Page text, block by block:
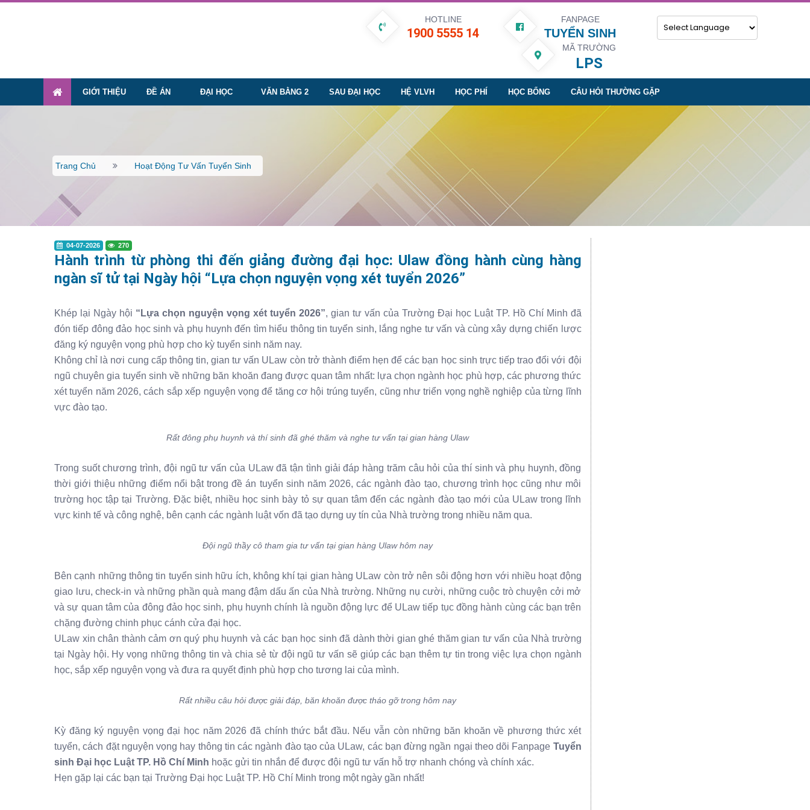
FANPAGE
TUYỂN SINH
HOTLINE
1900 5555 14
MÃ TRƯỜNG
LPS
GIỚI THIỆU ĐỀ ÁN ĐẠI HỌC VĂN BẰNG 2 SAU ĐẠI HỌC HỆ VLVH HỌC PHÍ HỌC BỔNG CÂU HỎI THƯỜNG GẶP
Trang Chủ Hoạt Động Tư Vấn Tuyển Sinh
04-07-2026 270
Hành trình từ phòng thi đến giảng đường đại học: Ulaw đồng hành cùng hàng
ngàn sĩ tử tại Ngày hội “Lựa chọn nguyện vọng xét tuyển 2026”
Khép lại Ngày hội “Lựa chọn nguyện vọng xét tuyển 2026”, gian tư vấn của Trường Đại học Luật TP. Hồ Chí Minh đã
đón tiếp đông đảo học sinh và phụ huynh đến tìm hiểu thông tin tuyển sinh, lắng nghe tư vấn và cùng xây dựng chiến lược
đăng ký nguyện vọng phù hợp cho kỳ tuyển sinh năm nay.
Không chỉ là nơi cung cấp thông tin, gian tư vấn ULaw còn trở thành điểm hẹn để các bạn học sinh trực tiếp trao đổi với đội
ngũ chuyên gia tuyển sinh về những băn khoăn đang được quan tâm nhất: lựa chọn ngành học phù hợp, các phương thức
xét tuyển năm 2026, cách sắp xếp nguyện vọng để tăng cơ hội trúng tuyển, cũng như triển vọng nghề nghiệp của từng lĩnh
vực đào tạo.
Rất đông phụ huynh và thí sinh đã ghé thăm và nghe tư vấn tại gian hàng Ulaw
Trong suốt chương trình, đội ngũ tư vấn của ULaw đã tận tình giải đáp hàng trăm câu hỏi của thí sinh và phụ huynh, đồng
thời giới thiệu những điểm nổi bật trong đề án tuyển sinh năm 2026, các ngành đào tạo, chương trình học cũng như môi
trường học tập tại Trường. Đặc biệt, nhiều học sinh bày tỏ sự quan tâm đến các ngành đào tạo mới của ULaw trong lĩnh
vực kinh tế và công nghệ, bên cạnh các ngành luật vốn đã tạo dựng uy tín của Nhà trường trong nhiều năm qua.
Đội ngũ thầy cô tham gia tư vấn tại gian hàng Ulaw hôm nay
Bên cạnh những thông tin tuyển sinh hữu ích, không khí tại gian hàng ULaw còn trở nên sôi động hơn với nhiều hoạt động
giao lưu, check-in và những phần quà mang đậm dấu ấn của Nhà trường. Những nụ cười, những cuộc trò chuyện cởi mở
và sự quan tâm của đông đảo học sinh, phụ huynh chính là nguồn động lực để ULaw tiếp tục đồng hành cùng các bạn trên
chặng đường chinh phục cánh cửa đại học.
ULaw xin chân thành cảm ơn quý phụ huynh và các bạn học sinh đã dành thời gian ghé thăm gian tư vấn của Nhà trường
tại Ngày hội. Hy vọng những thông tin và chia sẻ từ đội ngũ tư vấn sẽ giúp các bạn thêm tự tin trong việc lựa chọn ngành
học, sắp xếp nguyện vọng và đưa ra quyết định phù hợp cho tương lai của mình.
Rất nhiều câu hỏi được giải đáp, băn khoăn được tháo gỡ trong hôm nay
Kỳ đăng ký nguyện vọng đại học năm 2026 đã chính thức bắt đầu. Nếu vẫn còn những băn khoăn về phương thức xét
tuyển, cách đặt nguyện vọng hay thông tin các ngành đào tạo của ULaw, các bạn đừng ngần ngại theo dõi Fanpage Tuyển
sinh Đại học Luật TP. Hồ Chí Minh hoặc gửi tin nhắn để được đội ngũ tư vấn hỗ trợ nhanh chóng và chính xác.
Hẹn gặp lại các bạn tại Trường Đại học Luật TP. Hồ Chí Minh trong một ngày gần nhất!